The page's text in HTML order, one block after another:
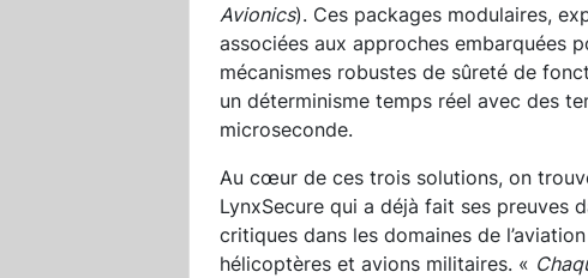
Avionics). Ces packages modulaires,
associées aux approches embarquées
mécanismes robustes de sûreté de
un déterminisme temps réel avec des
microseconde.
Au cœur de ces trois solutions, on
LynxSecure qui a déjà fait ses preuves
critiques dans les domaines de
hélicoptères et avions militaires. «